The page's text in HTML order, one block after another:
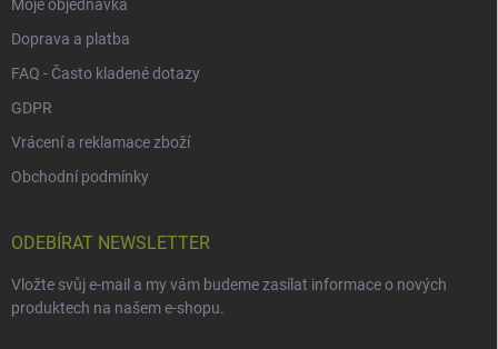
Moje objednávka
Doprava a platba
FAQ - Často kladené dotazy
GDPR
Vrácení a reklamace zboží
Obchodní podmínky
ODEBÍRAT NEWSLETTER
Vložte svůj e-mail a my vám budeme zasílat informace o nových
produktech na našem e-shopu.